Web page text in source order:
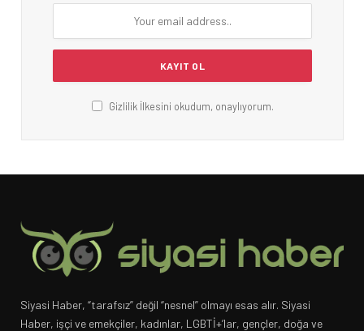
Gizlilik İlkesini okudum, onaylıyorum.
Siyasi Haber, “tarafsız” değil “nesnel” olmayı esas alır. Siyasi
Haber, işçi ve emekçiler, kadınlar, LGBTİ+’lar, gençler, doğa ve